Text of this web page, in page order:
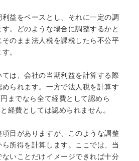
益をベースとし、それに一定の調
。どのような場合に調整するかと
のまま法人税を課税したら不公平
。
は、会社の当期利益を計算する際
られます。一方で法人税を計算す
までなら全て経費として認めら
経費としては認められません。
目がありますが、このような調整
所得を計算します。ここでは、当
いことだけイメージできれば十分